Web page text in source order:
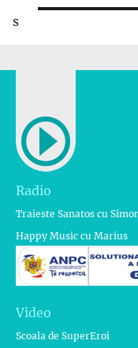
s
Radio
Traieste Sanatos cu
Happy Music cu Marius
Video
Scoala de SuperEroi